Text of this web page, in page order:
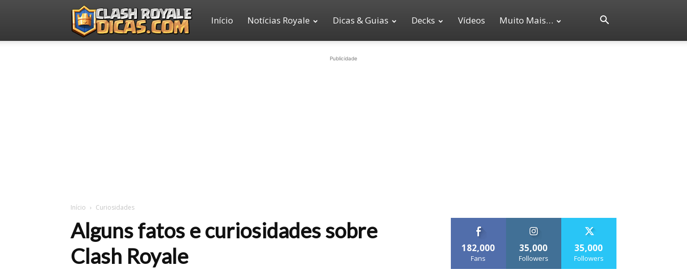
Clash
Início Notícias Royale Dicas & Guias Decks Vídeos Muito Mais…
Publicidade
Início Curiosidades
Alguns fatos e curiosidades sobre
Clash Royale
182,000
Fans
35,000
Followers
35,000
Followers